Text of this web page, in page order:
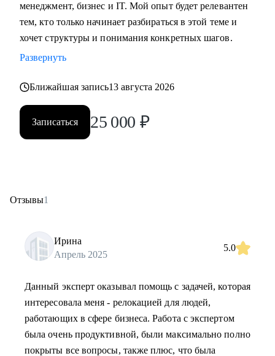
менеджмент, бизнес и IT. Мой опыт будет релевантен
тем, кто только начинает разбираться в этой теме и
хочет структуры и понимания конкретных шагов.
Развернуть
Ближайшая запись13 августа 2026
Записаться 25 000 ₽
Отзывы1
Ирина
Апрель 2025
5.0
Данный эксперт оказывал помощь с задачей, которая
интересовала меня - релокацией для людей,
работающих в сфере бизнеса. Работа с экспертом
была очень продуктивной, были максимально полно
покрыты все вопросы, также плюс, что была